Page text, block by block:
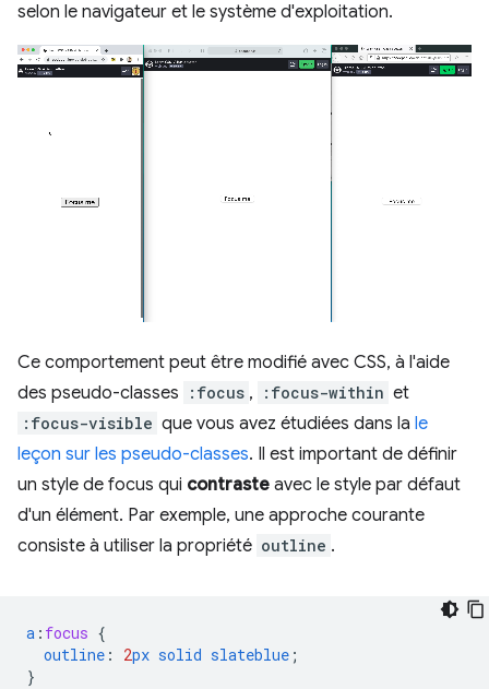
selon le navigateur et le système d'exploitation.
Ce comportement peut être modifié avec CSS, à l'aide
des pseudo-classes
:focus , :focus-within et
:focus-visible que vous avez étudiées dans la le
leçon sur les pseudo-classes. Il est important de définir
un style de focus qui contraste avec le style par défaut
d'un élément. Par exemple, une approche courante
consiste à utiliser la propriété outline .
a : focus {
outline : 2px solid slateblue ;
}